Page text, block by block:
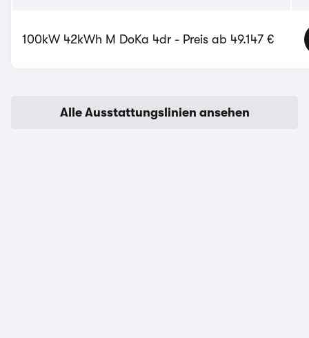
100kW 42kWh M DoKa 4dr - Preis ab 49.147 €
Alle Ausstattungslinien ansehen